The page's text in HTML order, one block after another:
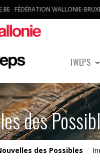
FÉDÉRATION WALLONIE-
IWEPS
des
des Possibles /